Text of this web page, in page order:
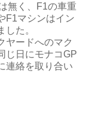
無く、F1の車重
F1マシンはイン
た。
ヤードへのマク
じ日にモナコGP
連絡を取り合い